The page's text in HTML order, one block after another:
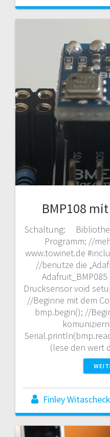
BMP108
Schaltung:
Programm: //
www.towinet.de
//benutze die
Drucksensor void
//Beginne mit dem
bmp.begin(); //
(lese den wert
Finley Witascheck